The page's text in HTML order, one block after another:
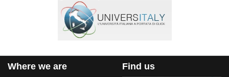
Where we are Find us